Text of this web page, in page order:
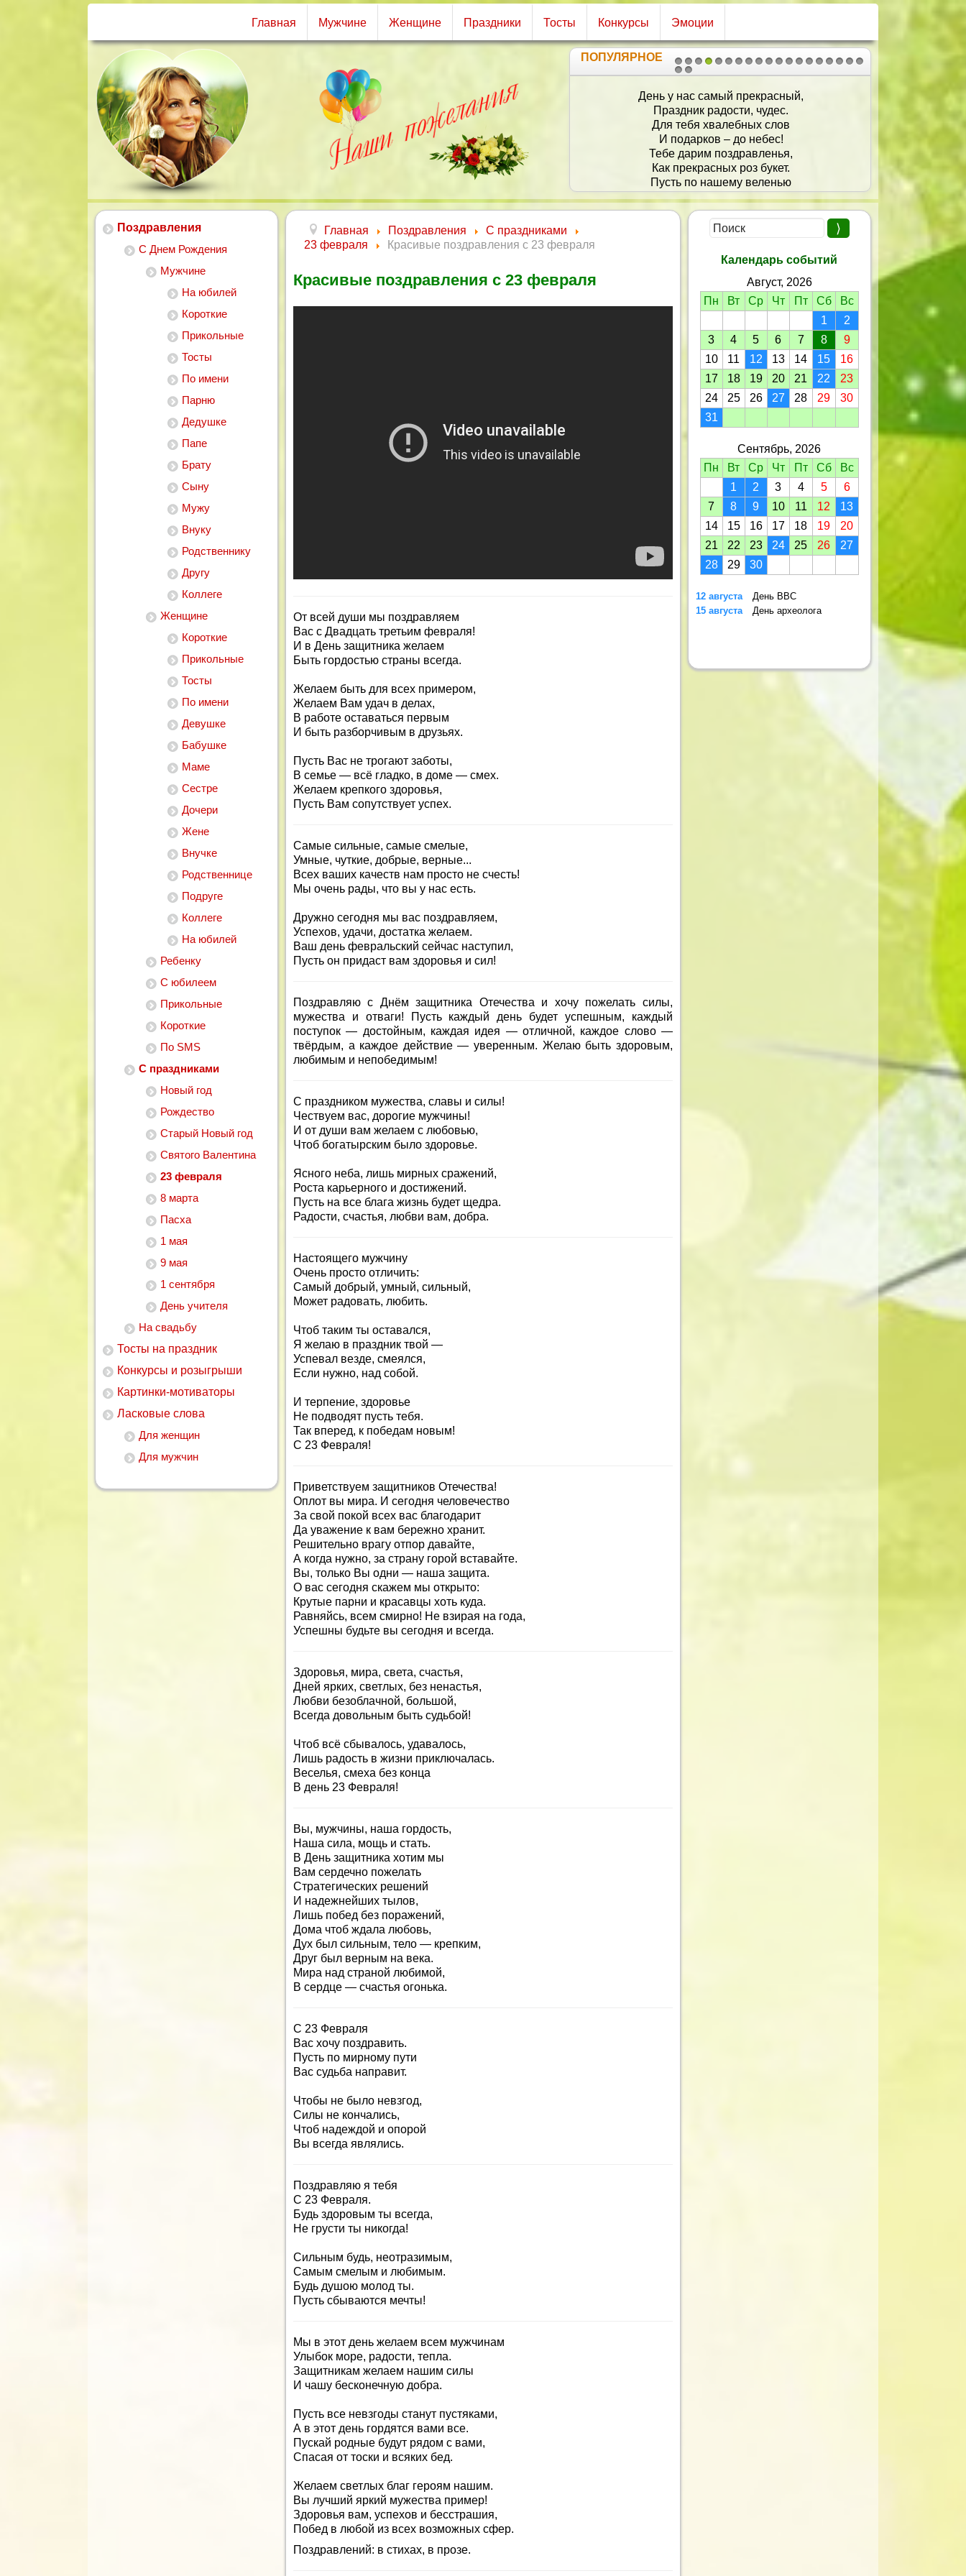
Главная Мужчине Женщине Праздники Тосты Конкурсы Эмоции
1 2
2021
ПОПУЛЯРНОЕ
День у нас самый прекрасный,
Праздник радости, чудес.
Для тебя хвалебных слов
И подарков – до небес!
Тебе дарим поздравленья,
Как прекрасных роз букет.
Пусть по нашему веленью
Радует тебя весь свет!
Пусть сбываются мечтанья,
Будут счастье и любовь!
Исполняются желанья
Сладко будоража кровь!
Поздравления
С Днем Рождения
Мужчине
На юбилей
Короткие
Прикольные
Тосты
По имени
Парню
Дедушке
Папе
Брату
Сыну
Мужу
Внуку
Родственнику
Другу
Коллеге
Женщине
Короткие
Прикольные
Тосты
По имени
Девушке
Бабушке
Маме
Сестре
Дочери
Жене
Внучке
Родственнице
Подруге
Коллеге
На юбилей
Ребенку
С юбилеем
Прикольные
Короткие
По SMS
С праздниками
Новый год
Рождество
Старый Новый год
Святого Валентина
23 февраля
8 марта
Пасха
1 мая
9 мая
1 сентября
День учителя
На свадьбу
Тосты на праздник
Конкурсы и розыгрыши
Картинки-мотиваторы
Ласковые слова
Для женщин
Для мужчин
Главная Поздравления
С праздниками
23 февраля
Красивые поздравления с 23 февраля
Красивые поздравления с 23 февраля
От всей души мы поздравляем
Вас с Двадцать третьим февраля!
И в День защитника желаем
Быть гордостью страны всегда.
Желаем быть для всех примером,
Желаем Вам удач в делах,
В работе оставаться первым
И быть разборчивым в друзьях.
Пусть Вас не трогают заботы,
В семье — всё гладко, в доме — смех.
Желаем крепкого здоровья,
Пусть Вам сопутствует успех.
Самые сильные, самые смелые,
Умные, чуткие, добрые, верные...
Всех ваших качеств нам просто не счесть!
Мы очень рады, что вы у нас есть.
Дружно сегодня мы вас поздравляем,
Успехов, удачи, достатка желаем.
Ваш день февральский сейчас наступил,
Пусть он придаст вам здоровья и сил!
Поздравляю с Днём защитника Отечества и хочу пожелать силы,
мужества и отваги! Пусть каждый день будет успешным, каждый
поступок — достойным, каждая идея — отличной, каждое слово —
твёрдым, а каждое действие — уверенным. Желаю быть здоровым,
любимым и непобедимым!
С праздником мужества, славы и силы!
Чествуем вас, дорогие мужчины!
И от души вам желаем с любовью,
Чтоб богатырским было здоровье.
Ясного неба, лишь мирных сражений,
Роста карьерного и достижений.
Пусть на все блага жизнь будет щедра.
Радости, счастья, любви вам, добра.
Настоящего мужчину
Очень просто отличить:
Самый добрый, умный, сильный,
Может радовать, любить.
Чтоб таким ты оставался,
Я желаю в праздник твой —
Успевал везде, смеялся,
Если нужно, над собой.
И терпение, здоровье
Не подводят пусть тебя.
Так вперед, к победам новым!
С 23 Февраля!
Приветствуем защитников Отечества!
Оплот вы мира. И сегодня человечество
За свой покой всех вас благодарит
Да уважение к вам бережно хранит.
Решительно врагу отпор давайте,
А когда нужно, за страну горой вставайте.
Вы, только Вы одни — наша защита.
О вас сегодня скажем мы открыто:
Крутые парни и красавцы хоть куда.
Равняйсь, всем смирно! Не взирая на года,
Успешны будьте вы сегодня и всегда.
Здоровья, мира, света, счастья,
Дней ярких, светлых, без ненастья,
Любви безоблачной, большой,
Всегда довольным быть судьбой!
Чтоб всё сбывалось, удавалось,
Лишь радость в жизни приключалась.
Веселья, смеха без конца
В день 23 Февраля!
Вы, мужчины, наша гордость,
Наша сила, мощь и стать.
В День защитника хотим мы
Вам сердечно пожелать
Стратегических решений
И надежнейших тылов,
Лишь побед без поражений,
Дома чтоб ждала любовь,
Дух был сильным, тело — крепким,
Друг был верным на века.
Мира над страной любимой,
В сердце — счастья огонька.
С 23 Февраля
Вас хочу поздравить.
Пусть по мирному пути
Вас судьба направит.
Чтобы не было невзгод,
Силы не кончались,
Чтоб надеждой и опорой
Вы всегда являлись.
Поздравляю я тебя
С 23 Февраля.
Будь здоровым ты всегда,
Не грусти ты никогда!
Сильным будь, неотразимым,
Самым смелым и любимым.
Будь душою молод ты.
Пусть сбываются мечты!
Мы в этот день желаем всем мужчинам
Улыбок море, радости, тепла.
Защитникам желаем нашим силы
И чашу бесконечную добра.
Пусть все невзгоды станут пустяками,
А в этот день гордятся вами все.
Пускай родные будут рядом с вами,
Спасая от тоски и всяких бед.
Желаем светлых благ героям нашим.
Вы лучший яркий мужества пример!
Здоровья вам, успехов и бесстрашия,
Побед в любой из всех возможных сфер.
Поздравлений: в стихах, в прозе.
Календарь событий
Август, 2026
Пн
Вт Ср Чт Пт Сб
Вс
1
2
3
4 5 6 7 8
9
10
11 12 13 14 15
16
17
18 19 20 21 22
23
24
25 26 27 28 29
30
31
Сентябрь, 2026
Пн
Вт Ср Чт Пт Сб
Вс
1
2 3 4 5
6
7
8 9 10 11 12
13
14
15 16 17 18 19
20
21
22 23 24 25 26
27
28
29 30
12 августа
День ВВС
15 августа
День археолога